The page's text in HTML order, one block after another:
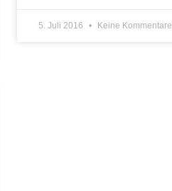
5. Juli 2016 Keine Kommentare